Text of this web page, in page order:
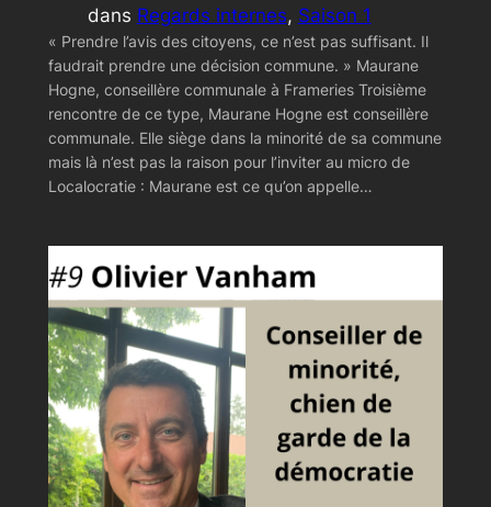
dans Regards internes, Saison 1
« Prendre l’avis des citoyens, ce n’est pas suffisant. Il
faudrait prendre une décision commune. » Maurane
Hogne, conseillère communale à Frameries Troisième
rencontre de ce type, Maurane Hogne est conseillère
communale. Elle siège dans la minorité de sa commune
mais là n’est pas la raison pour l’inviter au micro de
Localocratie : Maurane est ce qu’on appelle…